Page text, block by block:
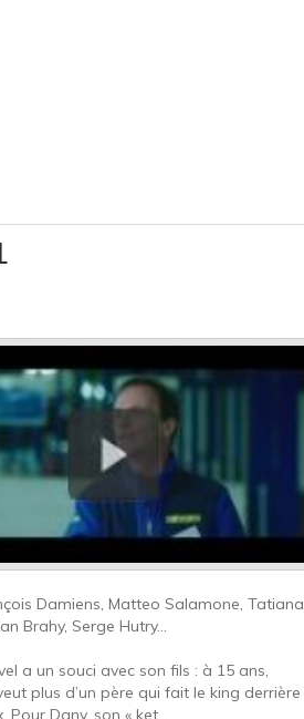
Damiens, Matteo Salamone, Tatiana
Brahy, Serge Hutry...
a un souci avec son fils : à 15 ans,
plus d’un père qui fait le king derrière
Pour Dany, son « ket...